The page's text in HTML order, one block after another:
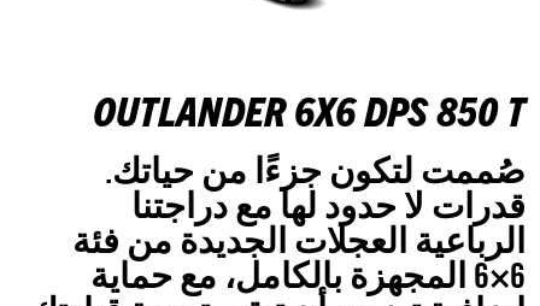
OUTLANDER 6X6 DPS 850 T
صُممت لتكون جزءًا من حياتك.
قدرات لا حدود لها مع دراجتنا
الرباعية العجلات الجديدة من فئة
6×6 المجهزة بالكامل، مع حماية